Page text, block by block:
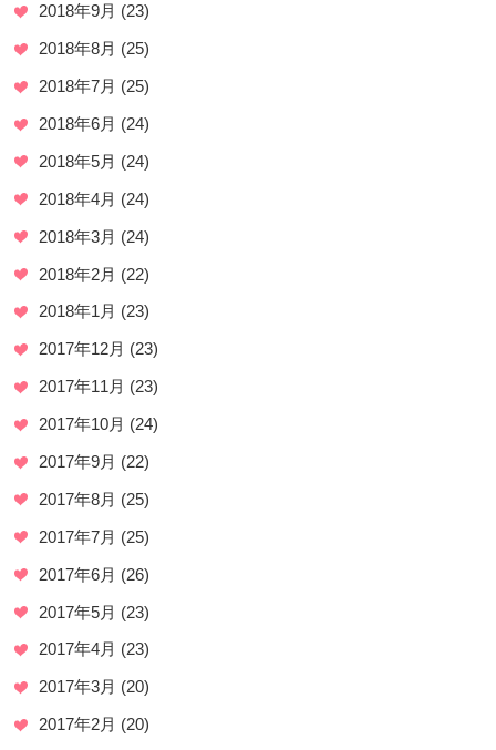
2018年9月 (23)
2018年8月 (25)
2018年7月 (25)
2018年6月 (24)
2018年5月 (24)
2018年4月 (24)
2018年3月 (24)
2018年2月 (22)
2018年1月 (23)
2017年12月 (23)
2017年11月 (23)
2017年10月 (24)
2017年9月 (22)
2017年8月 (25)
2017年7月 (25)
2017年6月 (26)
2017年5月 (23)
2017年4月 (23)
2017年3月 (20)
2017年2月 (20)